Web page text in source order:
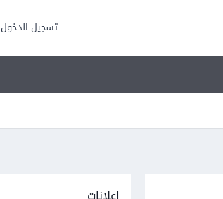
تسجيل الدخول